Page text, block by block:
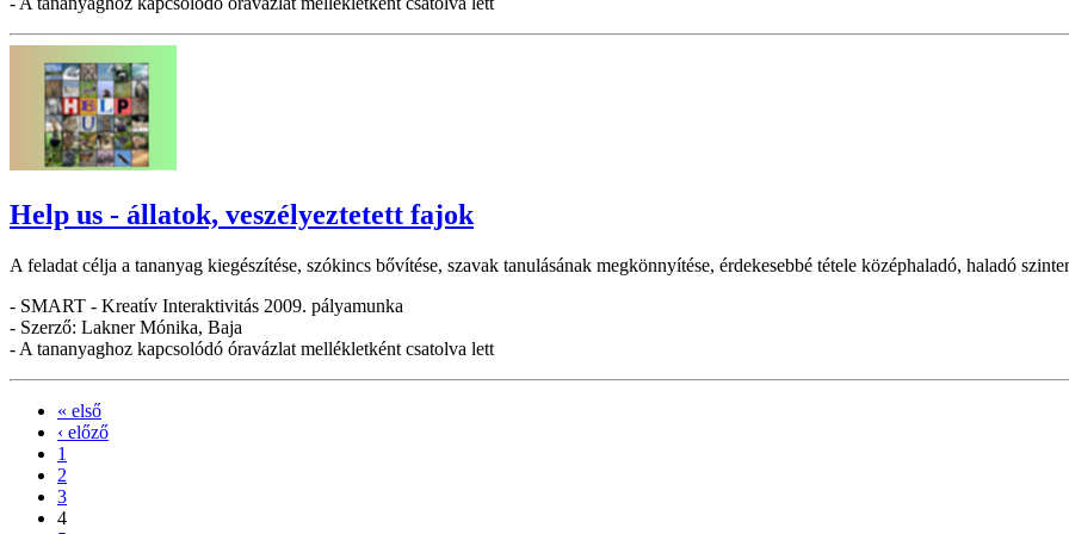
Help us - állatok, veszélyeztetett fajok
A feladat célja a tananyag kiegészítése, szókincs bővítése, szavak tanulásának megkönnyítése, érdekesebbé tétele középhaladó, haladó
- SMART - Kreatív Interaktivitás 2009. pályamunka
- Szerző: Lakner Mónika, Baja
- A tananyaghoz kapcsolódó óravázlat mellékletként csatolva lett
« első
‹ előző
1
2
3
4